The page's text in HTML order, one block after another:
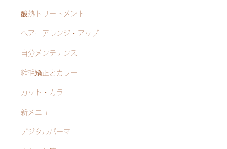
酸熱トリートメント
ヘアーアレンジ・アップ
自分メンテナンス
縮毛矯正とカラー
カット・カラー
新メニュー
デジタルパーマ